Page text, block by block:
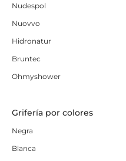
Nudespol
Nuovvo
Hidronatur
Bruntec
Ohmyshower
Grifería por colores
Negra
Blanca